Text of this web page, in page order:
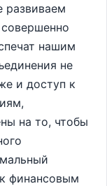
развиваем
нашим
не
и доступ к
на то, чтобы
финансовым